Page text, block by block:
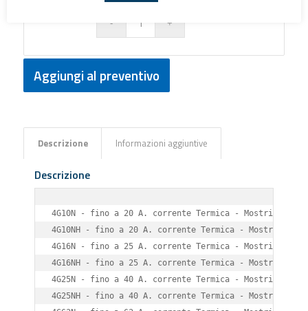
Aggiungi al preventivo
Descrizione Informazioni aggiuntive
Descrizione
4G10N - fino a 20 A. corrente Termica - Mostrina
4G10NH - fino a 20 A. corrente Termica - Mostrina
4G16N - fino a 25 A. corrente Termica - Mostrina 48
4G16NH - fino a 25 A. corrente Termica - Mostrina
4G25N - fino a 40 A. corrente Termica - Mostrina 65
4G25NH - fino a 40 A. corrente Termica - Mostrina